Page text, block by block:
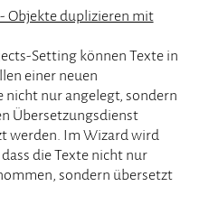
Objekte duplizieren mit
Setting können Texte in
einer neuen
nicht nur angelegt, sondern
Übersetzungsdienst
werden. Im Wizard wird
die Texte nicht nur
sondern übersetzt